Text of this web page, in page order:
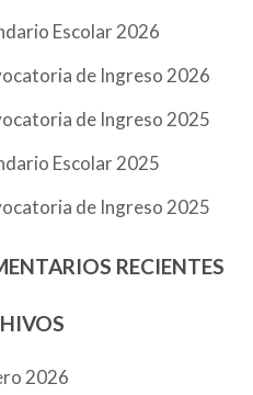
Escolar 2026
de Ingreso 2026
de Ingreso 2025
Escolar 2025
de Ingreso 2025
RECIENTES
2026